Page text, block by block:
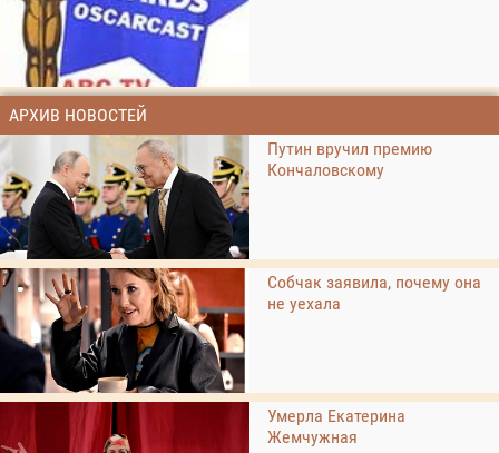
АРХИВ НОВОСТЕЙ
Путин вручил премию
Кончаловскому
Собчак заявила, почему она
не уехала
Умерла Екатерина
Жемчужная